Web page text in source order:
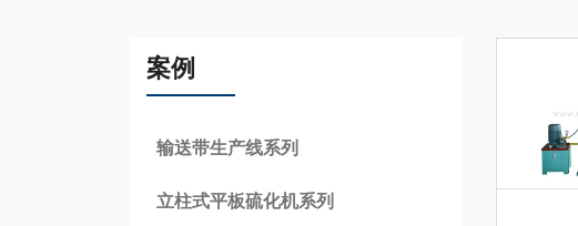
案例
输送带生产线系列
立柱式平板硫化机系列